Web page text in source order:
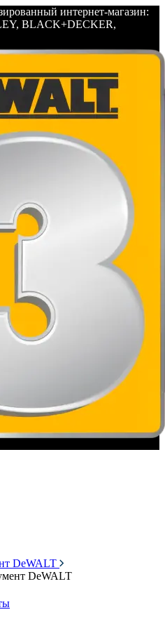
интернет-магазин:
BLACK+DECKER,
DeWALT
DeWALT